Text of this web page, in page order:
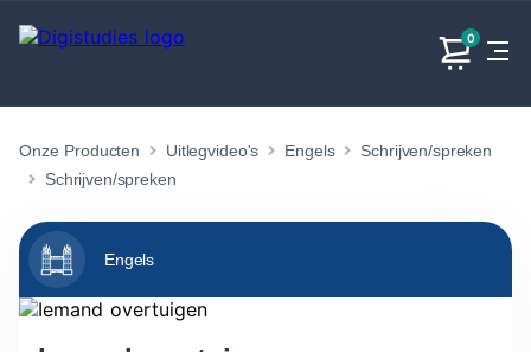
0
Exacte
vakken
vakken.
Taalvakken
Geen
vakken.
MaatschappijvakkenProducten
Onze Producten Uitlegvideo's Engels
Schrijven/spreken
Schrijven/spreken
Engels